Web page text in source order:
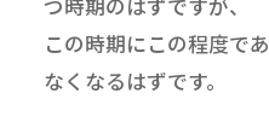
つ時期のはずですが、
この時期にこの程度で
なくなるはずです。